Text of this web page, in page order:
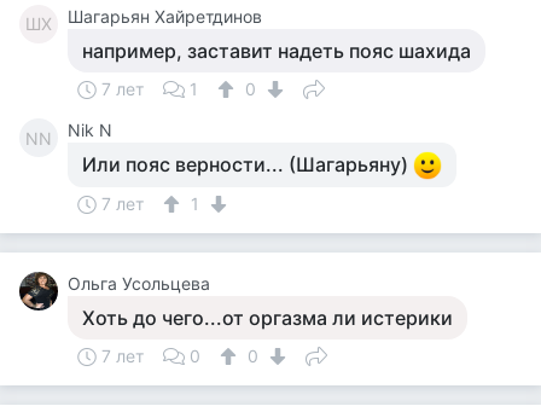
ШХ Шагарьян Хайретдинов
например, заставит надеть пояс шахида
7 лет 1 0
NN Nik N
Или пояс верности... (Шагарьяну)
7 лет 1
Ольга Усольцева
Хоть до чего...от оргазма ли истерики
7 лет 0 0